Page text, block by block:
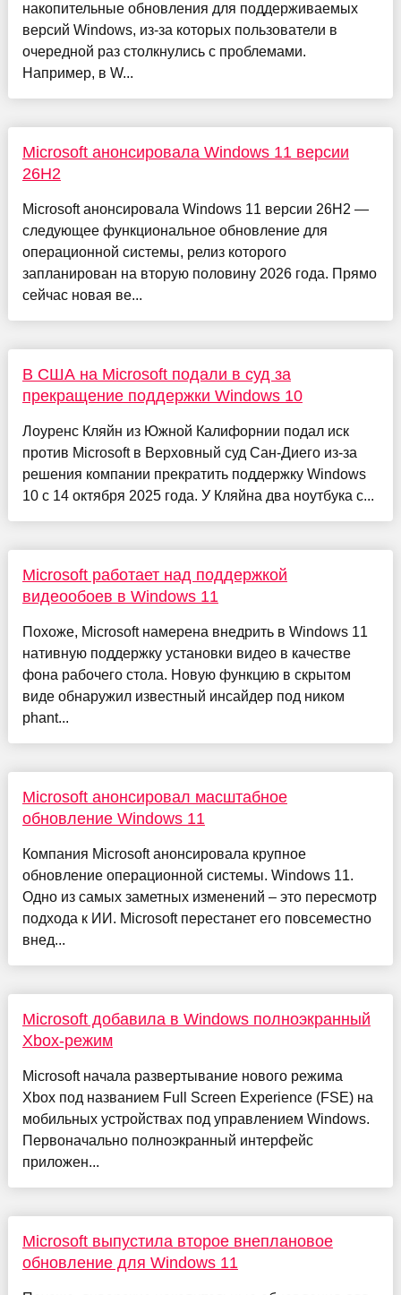
накопительные обновления для поддерживаемых
версий Windows, из-за которых пользователи в
очередной раз столкнулись с проблемами.
Например, в W...
Microsoft анонсировала Windows 11 версии
26H2
Microsoft анонсировала Windows 11 версии 26H2 —
следующее функциональное обновление для
операционной системы, релиз которого
запланирован на вторую половину 2026 года. Прямо
сейчас новая ве...
В США на Microsoft подали в суд за
прекращение поддержки Windows 10
Лоуренс Кляйн из Южной Калифорнии подал иск
против Microsoft в Верховный суд Сан-Диего из-за
решения компании прекратить поддержку Windows
10 с 14 октября 2025 года. У Кляйна два ноутбука с...
Microsoft работает над поддержкой
видеообоев в Windows 11
Похоже, Microsoft намерена внедрить в Windows 11
нативную поддержку установки видео в качестве
фона рабочего стола. Новую функцию в скрытом
виде обнаружил известный инсайдер под ником
phant...
Microsoft анонсировал масштабное
обновление Windows 11
Компания Microsoft анонсировала крупное
обновление операционной системы. Windows 11.
Одно из самых заметных изменений – это пересмотр
подхода к ИИ. Microsoft перестанет его повсеместно
внед...
Microsoft добавила в Windows полноэкранный
Xbox-режим
Microsoft начала развертывание нового режима
Xbox под названием Full Screen Experience (FSE) на
мобильных устройствах под управлением Windows.
Первоначально полноэкранный интерфейс
приложен...
Microsoft выпустила второе внеплановое
обновление для Windows 11